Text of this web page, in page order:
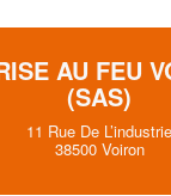
AU FEU
(SAS)
11 Rue De L’industrie
38500 Voiron